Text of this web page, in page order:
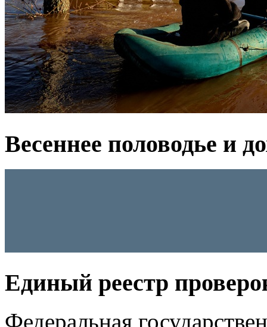
Весеннее половодье и
Единый реестр
Федеральная